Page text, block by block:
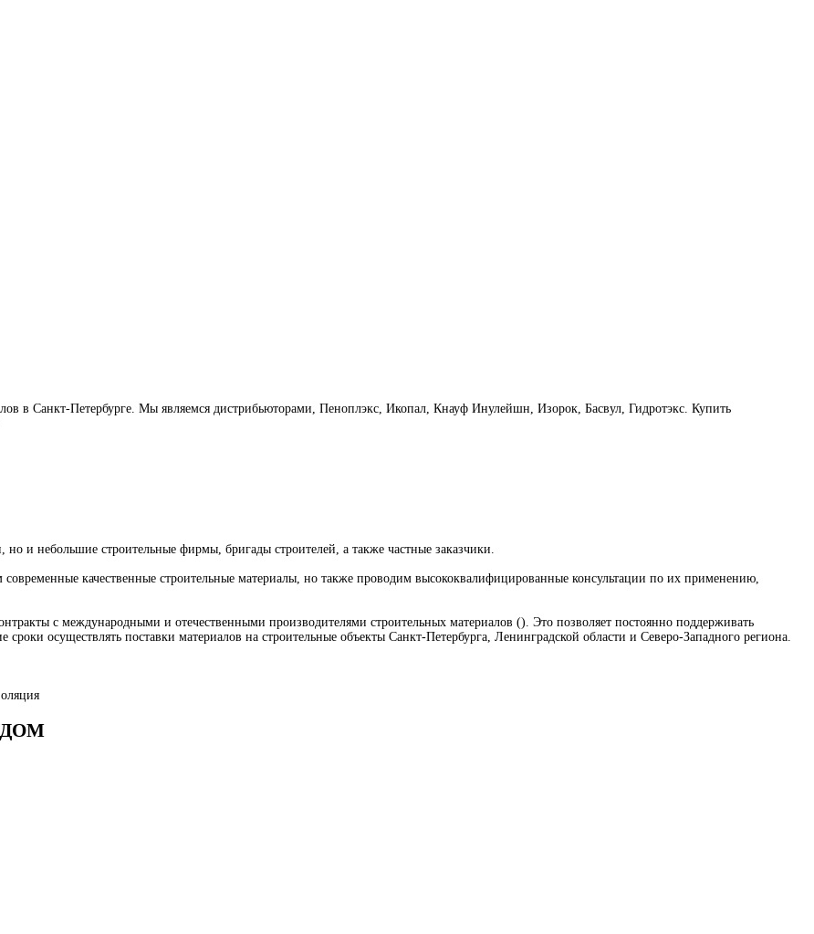
в Санкт-Петербурге. Мы являемся дистрибьюторами, Пеноплэкс, Икопал, Кнауф Инулейшн, Изорок, Басвул, Гидротэкс. Купить
и небольшие строительные фирмы, бригады строителей, а также частные заказчики.
современные качественные строительные материалы, но также проводим высококвалифицированные консультации по их применению,
с международными и отечественными производителями строительных материалов (). Это позволяет постоянно поддерживать
осуществлять поставки материалов на строительные объекты Санкт-Петербурга, Ленинградской области и Северо-Западного региона.
ДОМ